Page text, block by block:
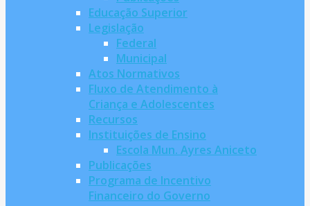
Educação Superior
Legislação
Federal
Municipal
Atos Normativos
Fluxo de Atendimento à
Criança e Adolescentes
Recursos
Instituições de Ensino
Escola Mun. Ayres Aniceto
Publicações
Programa de Incentivo
Financeiro do Governo